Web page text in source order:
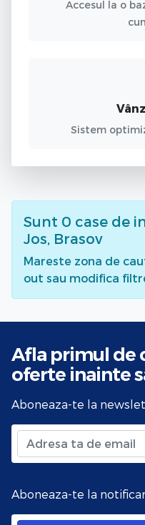
Accesul la o
Sistem
Sunt 0 case de
Jos, Brasov
Mareste zona de
out sau modifica
Afla primul de
oferte inainte
Aboneaza-te la
Aboneaza-te la